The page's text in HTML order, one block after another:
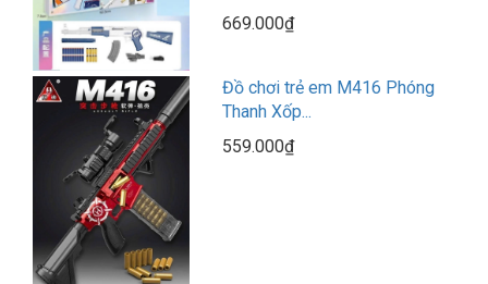
669.000₫
Đồ chơi trẻ em M416 Phóng
Thanh Xốp...
559.000₫